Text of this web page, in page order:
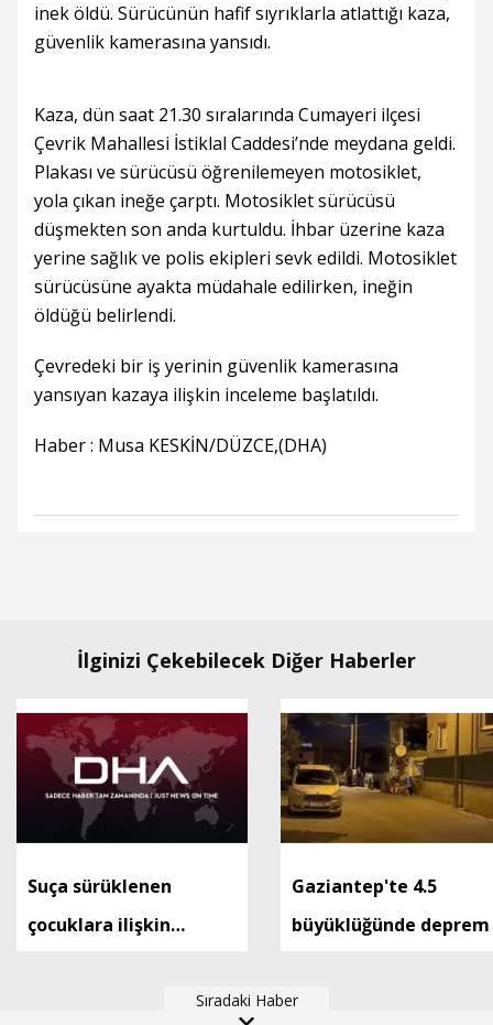
inek öldü. Sürücünün hafif sıyrıklarla atlattığı kaza,
güvenlik kamerasına yansıdı.
Kaza, dün saat 21.30 sıralarında Cumayeri ilçesi
Çevrik Mahallesi İstiklal Caddesi’nde meydana geldi.
Plakası ve sürücüsü öğrenilemeyen motosiklet,
yola çıkan ineğe çarptı. Motosiklet sürücüsü
düşmekten son anda kurtuldu. İhbar üzerine kaza
yerine sağlık ve polis ekipleri sevk edildi. Motosiklet
sürücüsüne ayakta müdahale edilirken, ineğin
öldüğü belirlendi.
Çevredeki bir iş yerinin güvenlik kamerasına
yansıyan kazaya ilişkin inceleme başlatıldı.
Haber : Musa KESKİN/DÜZCE,(DHA)
İlginizi Çekebilecek Diğer Haberler
Suça sürüklenen
çocuklara ilişkin
kanun teklifi, TBMM
Gaziantep'te 4.5
büyüklüğünde deprem
Sıradaki Haber